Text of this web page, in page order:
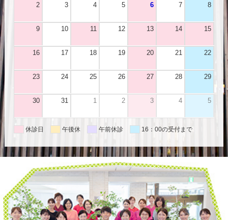
2 3 4 5 6 7 8
9 10 11 12 13 14 15
16 17 18 19 20 21 22
23 24 25 26 27 28 29
30 31 1 2 3 4 5
休診日 午後休 午前休診 16：00の受付まで